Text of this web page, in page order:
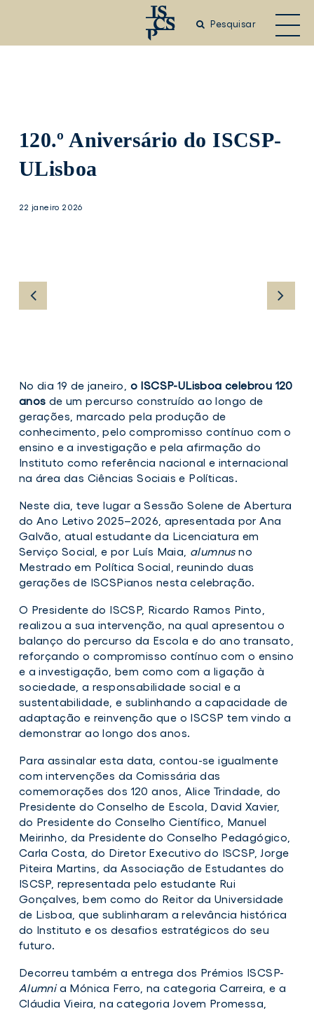
Pesquisar
120.º Aniversário do ISCSP-
ULisboa
22 janeiro 2026
No dia 19 de janeiro, o ISCSP-ULisboa celebrou 120
anos de um percurso construído ao longo de
gerações, marcado pela produção de
conhecimento, pelo compromisso contínuo com o
ensino e a investigação e pela afirmação do
Instituto como referência nacional e internacional
na área das Ciências Sociais e Políticas.
Neste dia, teve lugar a Sessão Solene de Abertura
do Ano Letivo 2025–2026, apresentada por Ana
Galvão, atual estudante da Licenciatura em
Serviço Social, e por Luís Maia, alumnusno
Mestrado em Política Social, reunindo duas
gerações de ISCSPianos nesta celebração.
O Presidente do ISCSP, Ricardo Ramos Pinto,
realizou a sua intervenção, na qual apresentou o
balanço do percurso da Escola e do ano transato,
reforçando o compromisso contínuo com o ensino
e a investigação, bem como com a ligação à
sociedade, a responsabilidade social e a
sustentabilidade, e sublinhando a capacidade de
adaptação e reinvenção que o ISCSP tem vindo a
demonstrar ao longo dos anos.
Para assinalar esta data, contou-se igualmente
com intervenções da Comissária das
comemorações dos 120 anos, Alice Trindade, do
Presidente do Conselho de Escola, David Xavier,
do Presidente do Conselho Científico, Manuel
Meirinho, da Presidente do Conselho Pedagógico,
Carla Costa, do Diretor Executivo do ISCSP, Jorge
Piteira Martins, da Associação de Estudantes do
ISCSP, representada pelo estudante Rui
Gonçalves, bem como do Reitor da Universidade
de Lisboa, que sublinharam a relevância histórica
do Instituto e os desafios estratégicos do seu
futuro.
Decorreu também a entrega dos Prémios ISCSP-
Alumnia Mónica Ferro, na categoria Carreira, e a
Cláudia Vieira, na categoria Jovem Promessa,